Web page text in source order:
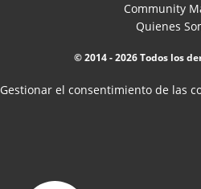
Community
Quienes
© 2014 - 2026 Todos los
Gestionar el consentimiento de las